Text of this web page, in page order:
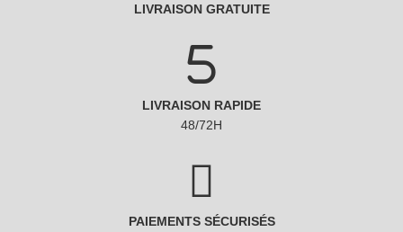
LIVRAISON GRATUITE
LIVRAISON RAPIDE
48/72H
PAIEMENTS SÉCURISÉS